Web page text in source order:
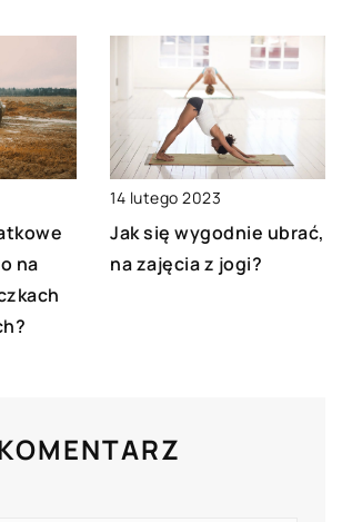
na
14 lutego 2023
Jak się wygodnie ubrać,
na zajęcia z jogi?